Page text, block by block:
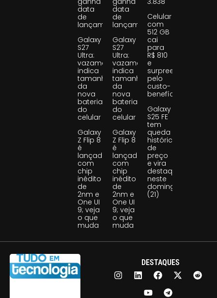
data
de
lançamento
Galaxy
S27
Ultra:
vazamento
indica
tamanho
da
nova
bateria
do
celular
Galaxy
Z Flip 8
é
lançado
com
chip
inédito
de
2nm e
One UI
9; veja
o que
muda
data
de
lançamento
Galaxy
S27
Ultra:
vazamento
indica
tamanho
da
nova
bateria
do
celular
Galaxy
Z Flip 8
é
lançado
com
chip
inédito
de
2nm e
One UI
9; veja
o que
muda
Celular
com
512 GB
cai
para
R$ 810
e
surpreende
pelo
custo-
benefício
Galaxy
S25 FE
tem
queda
histórica
de
preço
e vira
destaque
neste
domingo
(21)
DESTAQUES